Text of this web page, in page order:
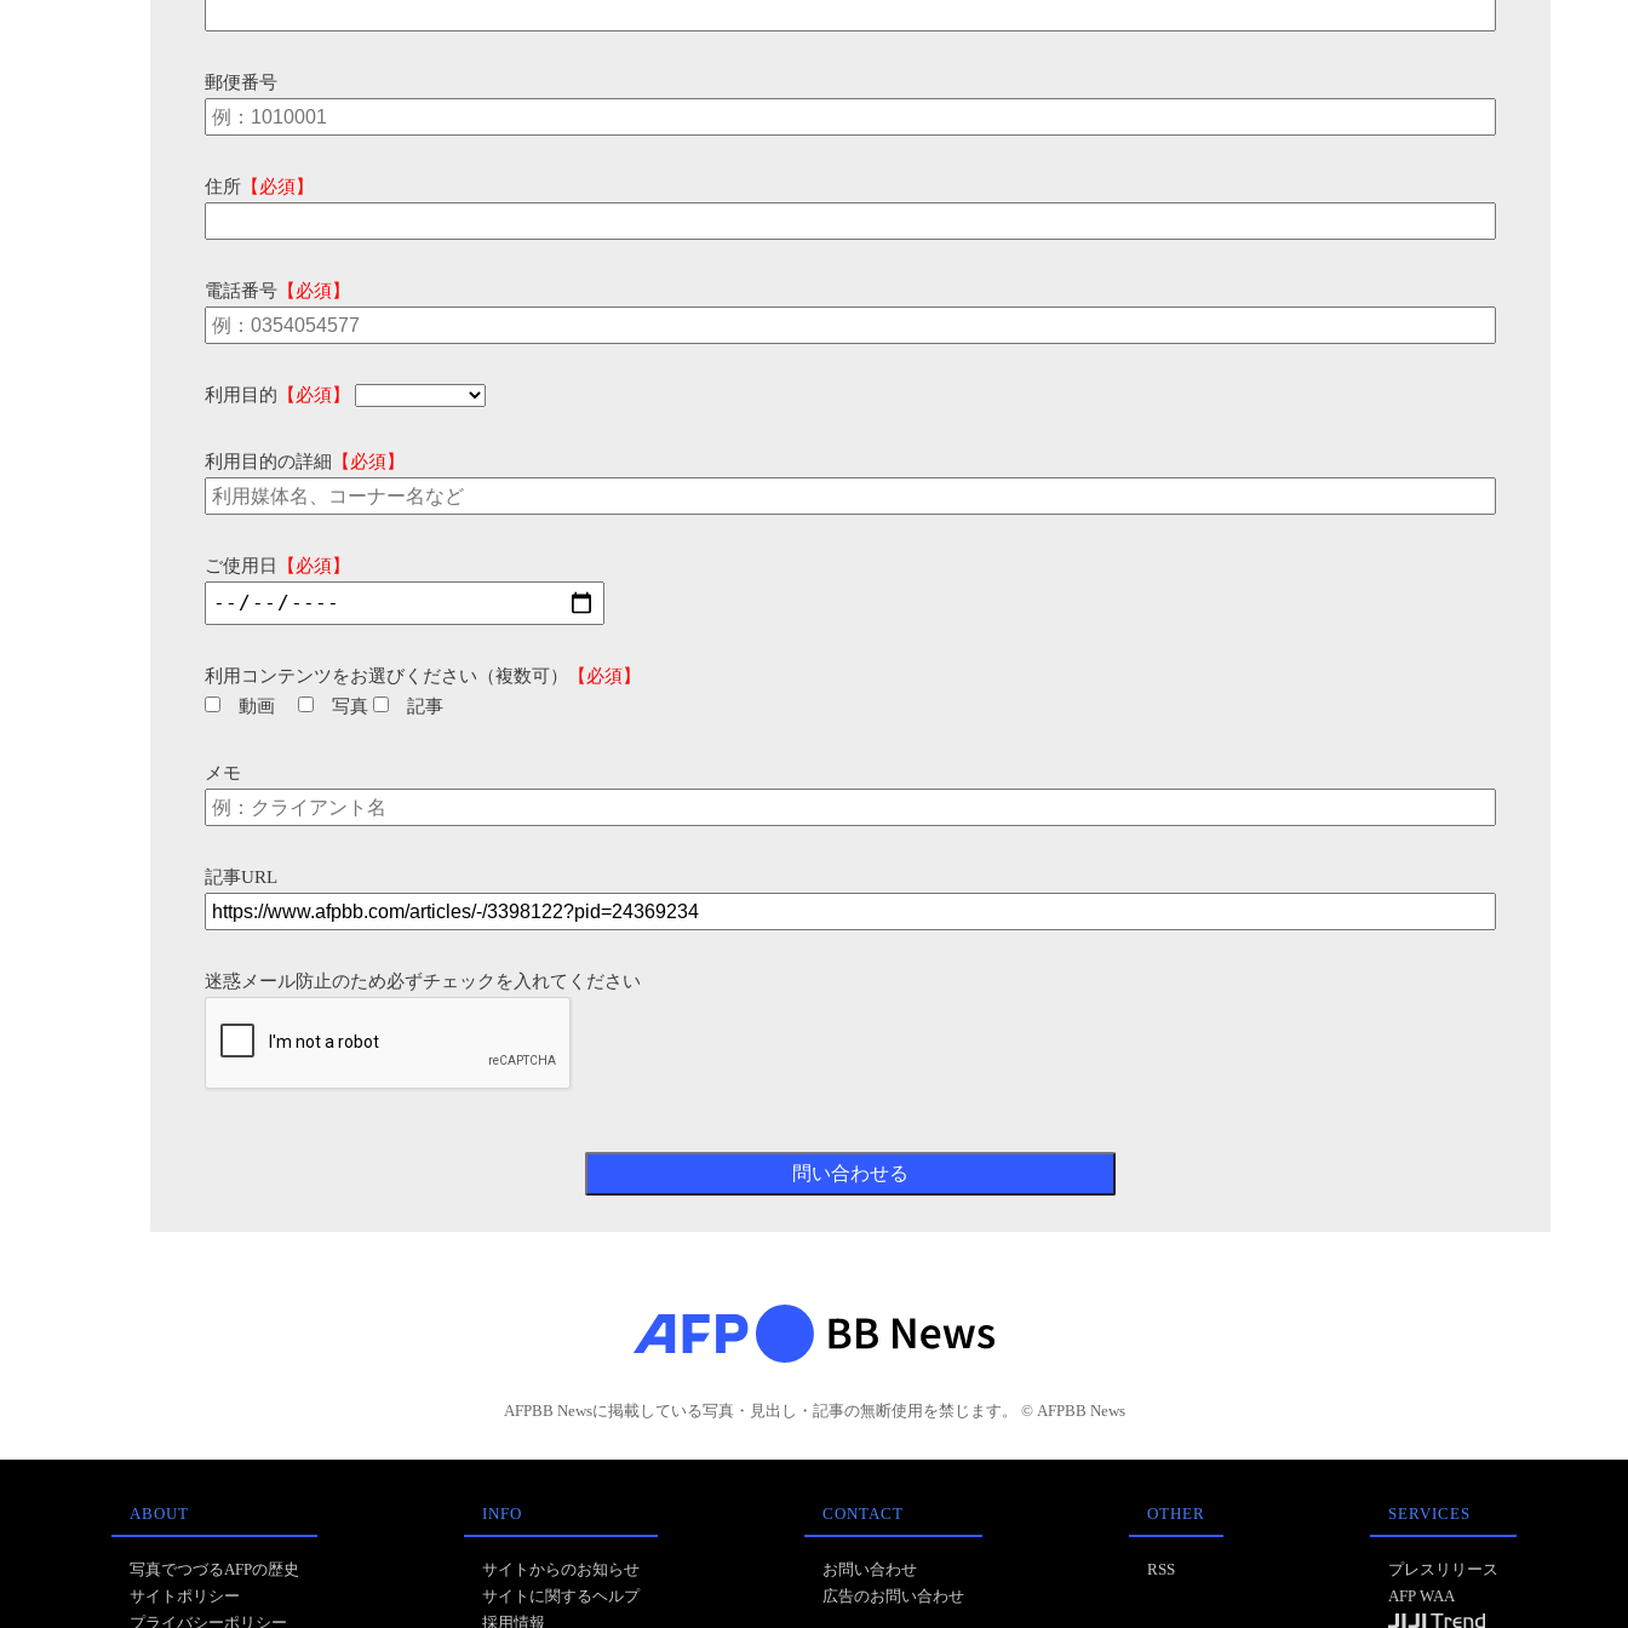
郵便番号
住所 【必須】
電話番号 【必須】
利用目的 【必須】
利用目的の詳細 【必須】
ご使用日 【必須】
利用コンテンツをお選びください（複数可）
【必須】
動画
写真 記事
メモ
記事URL
迷惑メール防止のため必ずチェックを入れてください
AFPBB Newsに掲載している写真・見出し・記事の無断使用を禁じます。 © AFPBB News
ABOUT
写真でつづるAFPの歴史
サイトポリシー
プライバシーポリシー
INFO
サイトからのお知らせ
サイトに関するヘルプ
採用情報
CONTACT
お問い合わせ
広告のお問い合わせ
OTHER
RSS
SERVICES
プレスリリース
AFP WAA